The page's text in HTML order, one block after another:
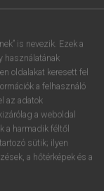
is nevezik. Ezek a
használatának
oldalakat keresett fel
a felhasználó
az adatok
a weboldal
a harmadik féltől
sütik; ilyen
a hőtérképek és a
ű Ω
AltGr